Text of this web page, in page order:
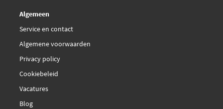
Algemeen
Service en contact
Algemene voorwaarden
Privacy policy
Cookiebeleid
Vacatures
Blog